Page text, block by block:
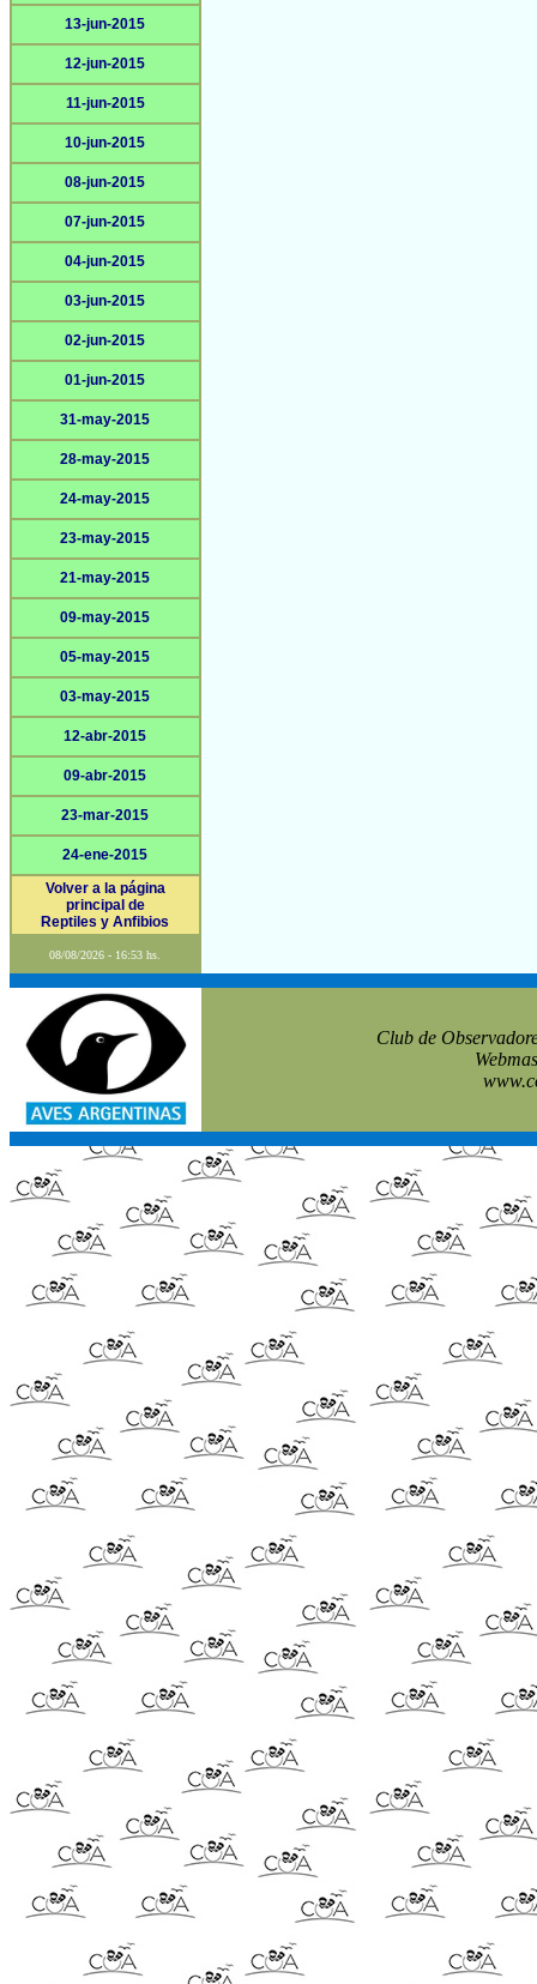
13-jun-2015
12-jun-2015
11-jun-2015
10-jun-2015
08-jun-2015
07-jun-2015
04-jun-2015
03-jun-2015
02-jun-2015
01-jun-2015
31-may-2015
28-may-2015
24-may-2015
23-may-2015
21-may-2015
09-may-2015
05-may-2015
03-may-2015
12-abr-2015
09-abr-2015
23-mar-2015
24-ene-2015
Volver a la página
principal de
Reptiles y Anfibios
08/08/2026 - 16:53 hs.
Club de